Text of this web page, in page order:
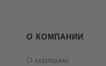
О КОМПАНИИ
О компании